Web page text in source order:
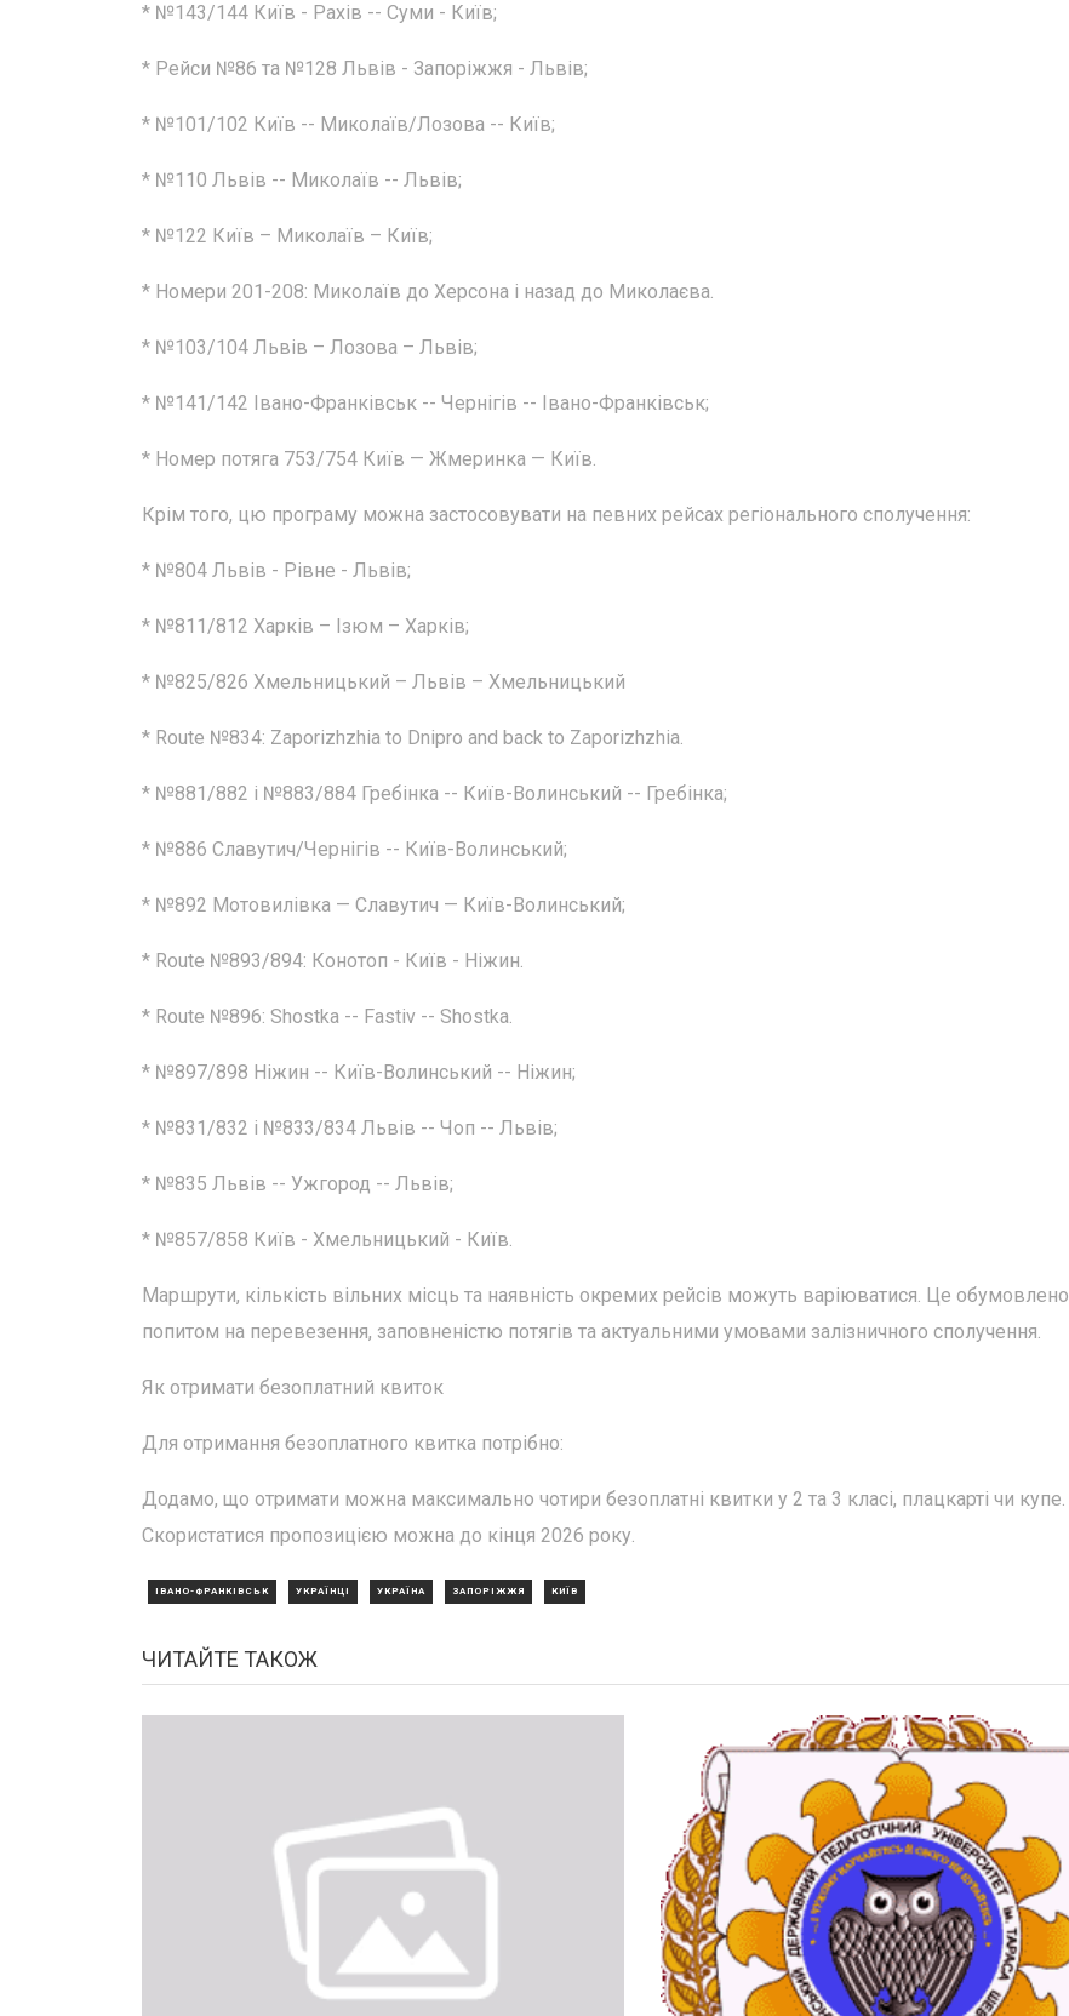
* №143/144 Київ - Рахів -- Суми - Київ;
* Рейси №86 та №128 Львів - Запоріжжя - Львів;
* №101/102 Київ -- Миколаїв/Лозова -- Київ;
* №110 Львів -- Миколаїв -- Львів;
* №122 Київ – Миколаїв – Київ;
* Номери 201-208: Миколаїв до Херсона і назад до Миколаєва.
* №103/104 Львів – Лозова – Львів;
* №141/142 Івано-Франківськ -- Чернігів -- Івано-Франківськ;
* Номер потяга 753/754 Київ — Жмеринка — Київ.
Крім того, цю програму можна застосовувати на певних рейсах регіонального сполучення:
* №804 Львів - Рівне - Львів;
* №811/812 Харків – Ізюм – Харків;
* №825/826 Хмельницький – Львів – Хмельницький
* Route №834: Zaporizhzhia to Dnipro and back to Zaporizhzhia.
* №881/882 і №883/884 Гребінка -- Київ-Волинський -- Гребінка;
* №886 Славутич/Чернігів -- Київ-Волинський;
* №892 Мотовилівка — Славутич — Київ-Волинський;
* Route №893/894: Конотоп - Київ - Ніжин.
* Route №896: Shostka -- Fastiv -- Shostka.
* №897/898 Ніжин -- Київ-Волинський -- Ніжин;
* №831/832 і №833/834 Львів -- Чоп -- Львів;
* №835 Львів -- Ужгород -- Львів;
* №857/858 Київ - Хмельницький - Київ.
Маршрути, кількість вільних місць та наявність окремих рейсів можуть варіюватися. Це обумовлено
попитом на перевезення, заповненістю потягів та актуальними умовами залізничного сполучення.
Як отримати безоплатний квиток
Для отримання безоплатного квитка потрібно:
Додамо, що отримати можна максимально чотири безоплатні квитки у 2 та 3 класі, плацкарті чи купе.
Скористатися пропозицією можна до кінця 2026 року.
ІВАНО-ФРАНКІВСЬК УКРАЇНЦІ УКРАЇНА ЗАПОРІЖЖЯ КИЇВ
ЧИТАЙТЕ ТАКОЖ